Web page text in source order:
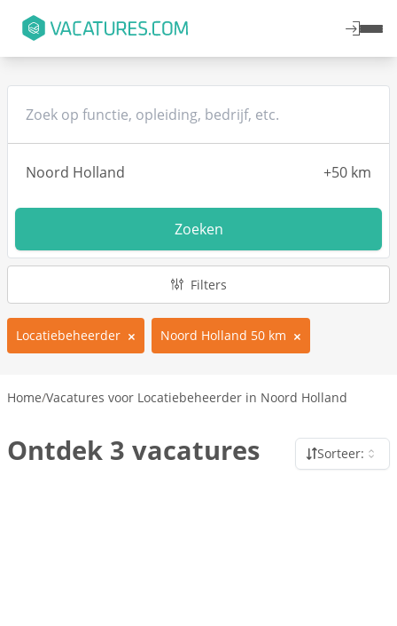
Zoeken
Filters
Locatiebeheerder Noord Holland 50 km
Home/Vacatures voor Locatiebeheerder in Noord Holland
Ontdek 3 vacatures Sorteer: